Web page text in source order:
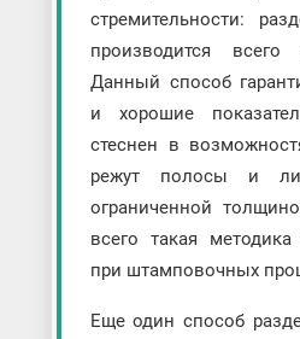
стремительности:
производится
Данный способ
и хорошие
стеснен в
режут полосы и
ограниченной
всего такая
при штамповочных
Еще один способ